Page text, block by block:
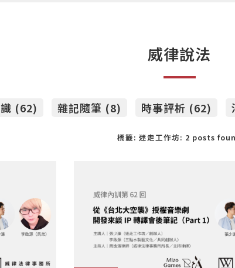
威律說法
(62) 雜記隨筆 (8) 時事評析 (62)
標籤: 迷走工作坊: 2 posts